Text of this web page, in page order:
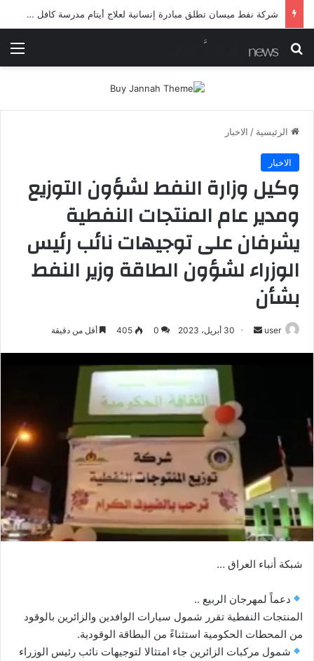
شرطة ميسان تلقي القبض على مطلقي العيارات النارية أثناء تشييع جنائزي في العمارة
بحث عن
الرئيسية / الاخبار
الاخبار
وكيل وزارة النفط لشؤون التوزيع
ومدير عام المنتجات النفطية
يشرفان على توجيهات نائب رئيس
الوزراء لشؤون الطاقة وزير النفط
بشأن
user
أرسل
إلكترونيا
30 أبريل، 2023 0
405 أقل من دقيقة
شبكة أنباء العراق …
دعماً لمهرجان الربيع ..
المنتجات النفطية تقرر شمول سيارات الوافدين والزائرين بالوقود
من المحطات الحكومية استثناءً من البطاقة الوقودية.
شمول مركبات الزائرين جاء امتثالا لتوجيهات نائب رئيس الوزراء